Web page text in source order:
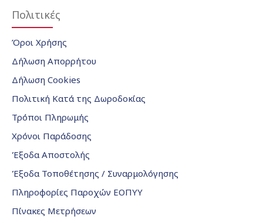
Πολιτικές
Όροι Χρήσης
Δήλωση Απορρήτου
Δήλωση Cookies
Πολιτική Κατά της Δωροδοκίας
Τρόποι Πληρωμής
Χρόνοι Παράδοσης
Έξοδα Αποστολής
Έξοδα Τοποθέτησης / Συναρμολόγησης
Πληροφορίες Παροχών ΕΟΠΥΥ
Πίνακες Μετρήσεων